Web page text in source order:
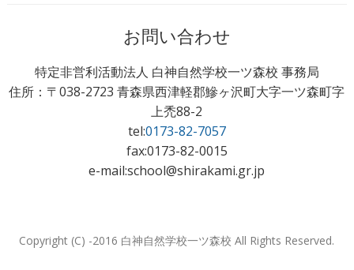
お問い合わせ
特定非営利活動法人 白神自然学校一ツ森校 事務局
住所：〒038-2723 青森県西津軽郡鰺ヶ沢町大字一ツ森町字
上禿88-2
tel:0173-82-7057
fax:0173-82-0015
e-mail:school@shirakami.gr.jp
Copyright (C) -2016 白神自然学校一ツ森校 All Rights Reserved.